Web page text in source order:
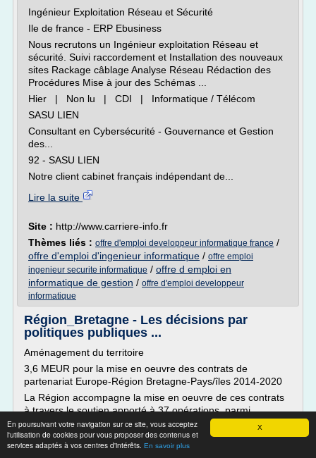
X
En poursuivant votre navigation sur ce site, vous acceptez
l'utilisation de cookies pour vous proposer des contenus et
services adaptés à vos centres d'intérêts. En savoir plus
Ingénieur Exploitation Réseau et Sécurité
Ile de france - ERP Ebusiness
Nous recrutons un Ingénieur exploitation Réseau et
sécurité. Suivi raccordement et Installation des nouveaux
sites Rackage câblage Analyse Réseau Rédaction des
Procédures Mise à jour des Schémas ...
Hier | Non lu | CDI | Informatique / Télécom
SASU LIEN
Consultant en Cybersécurité - Gouvernance et Gestion
des...
92 - SASU LIEN
Notre client cabinet français indépendant de...
Lire la suite
Site : http://www.carriere-info.fr
Thèmes liés : offre d'emploi developpeur informatique france /
offre d'emploi d'ingenieur informatique / offre emploi
ingenieur securite informatique / offre d emploi en
informatique de gestion / offre d'emploi developpeur
informatique
Région_Bretagne - Les décisions par
politiques publiques ...
Aménagement du territoire
3,6 MEUR pour la mise en oeuvre des contrats de
partenariat Europe-Région Bretagne-Pays/îles 2014-2020
La Région accompagne la mise en oeuvre de ces contrats
à travers le soutien apporté à 37 opérations, parmi
lesquelles on peut citer : 643 000 EUR pour le Pays de
Ploërmel Coeur de Bretagne avec 500 000 EUR pour la
piscine communautaire de Malestroit, 109 000...